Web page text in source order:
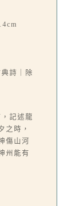
詩｜除
記述龍
之時，
傷山河
州能有